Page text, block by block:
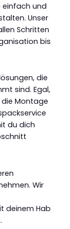
einfach und
Unser
Schritten
bis
die
sind. Egal,
die Montage
du dich
Wir
deinem Hab